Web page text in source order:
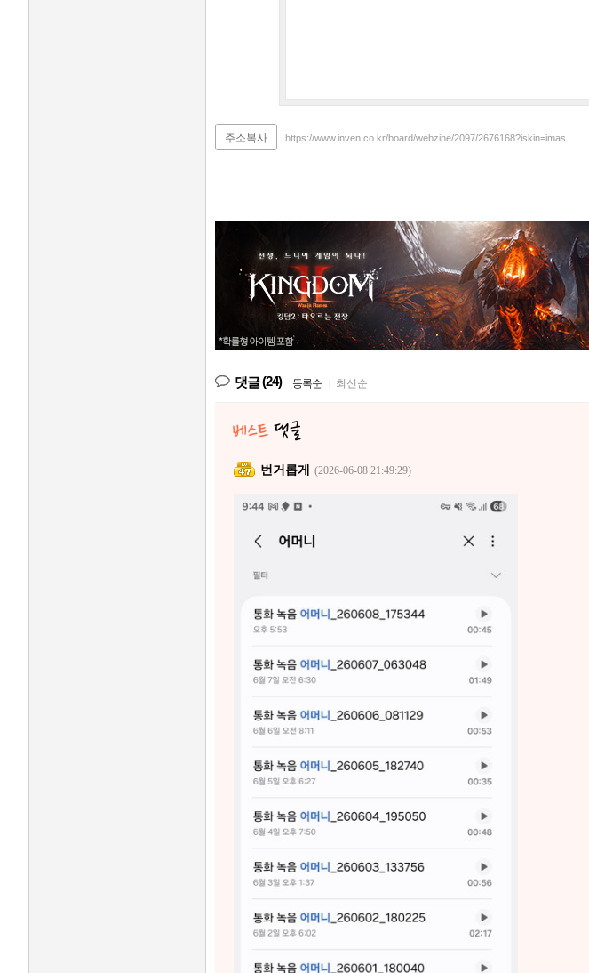
주소복사 https://www.inven.co.kr/board/webzine/2097/2676168?iskin=imas
댓글(24) 등록순 최신순
번거롭게 (2026-06-08 21:49:29)